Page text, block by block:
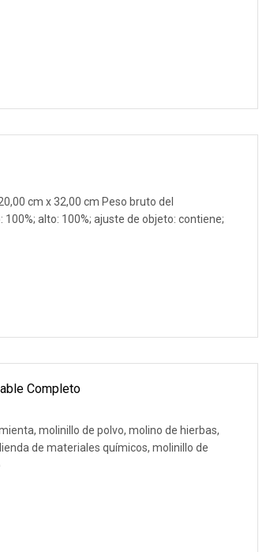
cm x 32,00 cm Peso bruto del
alto: 100%; ajuste de objeto: contiene;
Completo
molinillo de polvo, molino de hierbas,
de materiales químicos, molinillo de